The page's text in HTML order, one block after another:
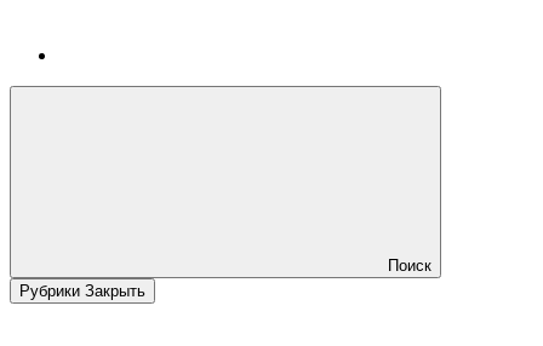
Поиск
Рубрики Закрыть